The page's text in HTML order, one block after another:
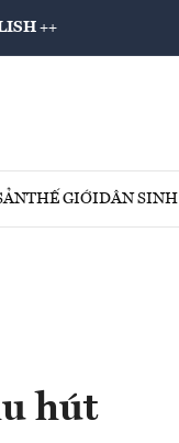
++
THẾ GIỚIDÂN SINH
hút